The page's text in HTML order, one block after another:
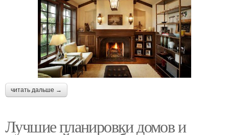
читать дальше →
Лучшие планировки домов и